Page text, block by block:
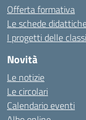
Offerta formativa
Le schede
I progetti delle classi
Novità
Le notizie
Le circolari
Calendario eventi